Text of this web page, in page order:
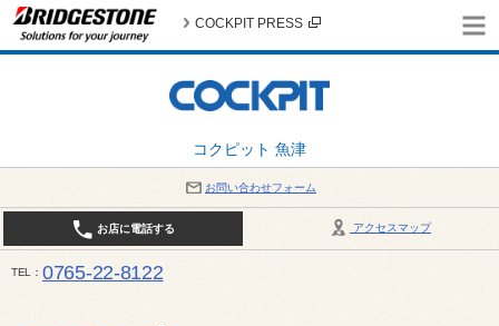
コクピット 魚津
COCKPIT PRESS
お問い合わせフォーム
アクセスマップ
お店に電話する
TEL 0765-22-8122